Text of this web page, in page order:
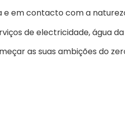
em contacto com a
de electricidade, água
as suas ambições do